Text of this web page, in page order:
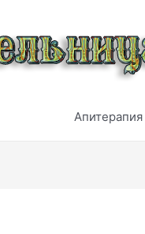
Апитерапия